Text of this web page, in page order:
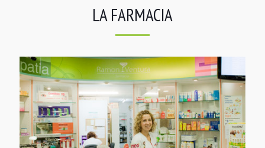
LA FARMACIA